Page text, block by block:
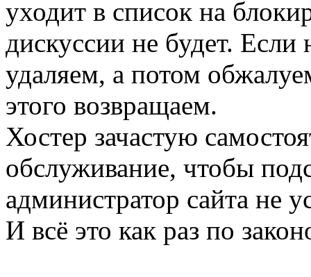
уходит в список на
дискуссии не будет. Если
удаляем, а потом
этого возвращаем.
Хостер зачастую
обслуживание, чтобы
администратор сайта не
И всё это как раз по